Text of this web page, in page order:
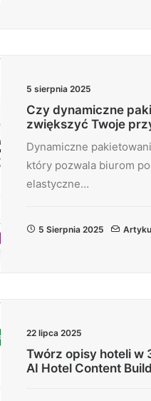
5 sierpnia 2025
Czy dynamiczne
zwiększyć Twoje
Dynamiczne
który pozwala biurom
elastyczne…
5 Sierpnia 2025
22 lipca 2025
Twórz opisy hoteli w
AI Hotel Content